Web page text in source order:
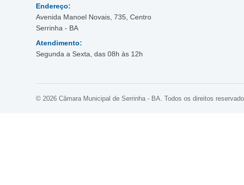
Endereço:
Avenida Manoel Novais, 735, Centro
Serrinha - BA
Atendimento:
Segunda a Sexta, das 08h às 12h
© 2026 Câmara Municipal de Serrinha - BA. Todos os direitos